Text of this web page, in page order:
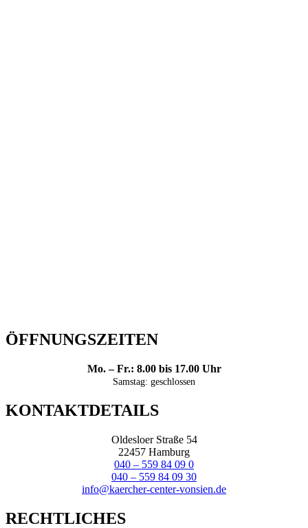
ÖFFNUNGSZEITEN
Mo. – Fr.: 8.00 bis 17.00 Uhr
Samstag: geschlossen
KONTAKTDETAILS
Oldesloer Straße 54
22457 Hamburg
040 – 559 84 09 0
040 – 559 84 09 30
info@kaercher-center-vonsien.de
RECHTLICHES